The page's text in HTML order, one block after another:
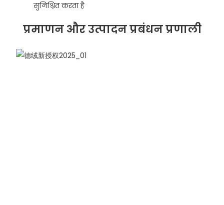
सुनिश्चित करता है
प्रमाणन और उत्पादन प्रबंधन प्रणाली